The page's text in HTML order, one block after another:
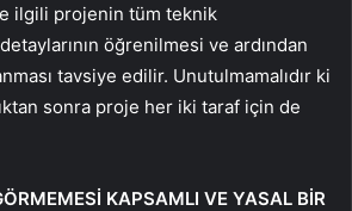
ilgili projenin tüm teknik
öğrenilmesi ve ardından
tavsiye edilir. Unutulmamalıdır ki
sonra proje her iki taraf için de
KAPSAMLI VE YASAL BİR